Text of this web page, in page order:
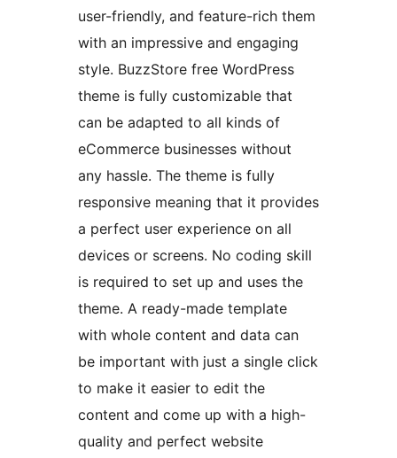
user-friendly, and feature-rich them
with an impressive and engaging
style. BuzzStore free WordPress
theme is fully customizable that
can be adapted to all kinds of
eCommerce businesses without
any hassle. The theme is fully
responsive meaning that it provides
a perfect user experience on all
devices or screens. No coding skill
is required to set up and uses the
theme. A ready-made template
with whole content and data can
be important with just a single click
to make it easier to edit the
content and come up with a high-
quality and perfect website